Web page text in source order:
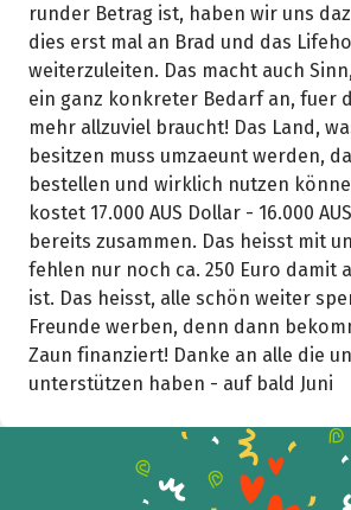
runder Betrag ist, haben wir uns
dies erst mal an Brad und das
weiterzuleiten. Das macht auch
ein ganz konkreter Bedarf an, fuer
mehr allzuviel braucht! Das Land,
besitzen muss umzaeunt werden,
bestellen und wirklich nutzen
kostet 17.000 AUS Dollar - 16.000
bereits zusammen. Das heisst mit
fehlen nur noch ca. 250 Euro damit
ist. Das heisst, alle schön weiter
Freunde werben, denn dann
Zaun finanziert! Danke an alle die
unterstützen haben - auf bald Juni